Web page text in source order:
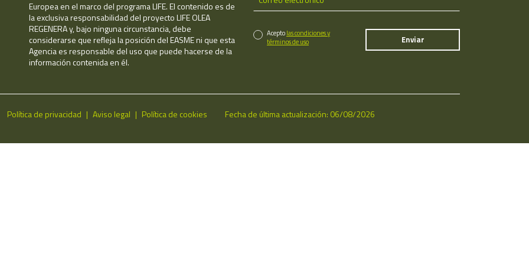
Europea en el marco del programa LIFE. El contenido es de
la exclusiva responsabilidad del proyecto LIFE OLEA
REGENERA y, bajo ninguna circunstancia, debe
considerarse que refleja la posición del EASME ni que esta
Agencia es responsable del uso que puede hacerse de la
información contenida en él.
Aceptolas condiciones y
términos de uso
Política de privacidad Aviso legal Política de cookies Fecha de última actualización: 06/08/2026